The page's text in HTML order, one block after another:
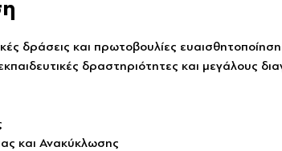
δράσεις και πρωτοβουλίες
δραστηριότητες και μεγάλους
και Ανακύκλωσης